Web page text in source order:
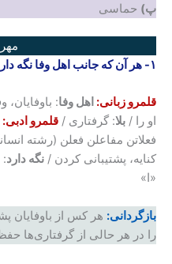
پ) حماسی
۱- هر آن که جانب اهل وفا نگه دارد
قلمرو زبانی: اهل وفا: باوفایان،
او را / بلا: گرفتاری / قلمرو ادبی:
فعلاتن مفاعلن فعلن (رشته
کنایه، پشتیبانی کردن / نگه دارد:
«ا»
بازگردانی: هر کس از باوفایان
را در هر حالی از گرفتاری‌ها